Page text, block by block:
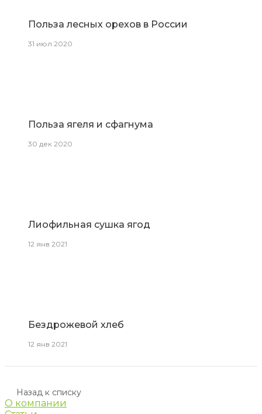
Польза лесных орехов в России
31 июл 2020
Польза ягеля и сфагнума
30 дек 2020
Лиофильная сушка ягод
12 янв 2021
Бездрожевой хлеб
12 янв 2021
Назад к списку
О компании